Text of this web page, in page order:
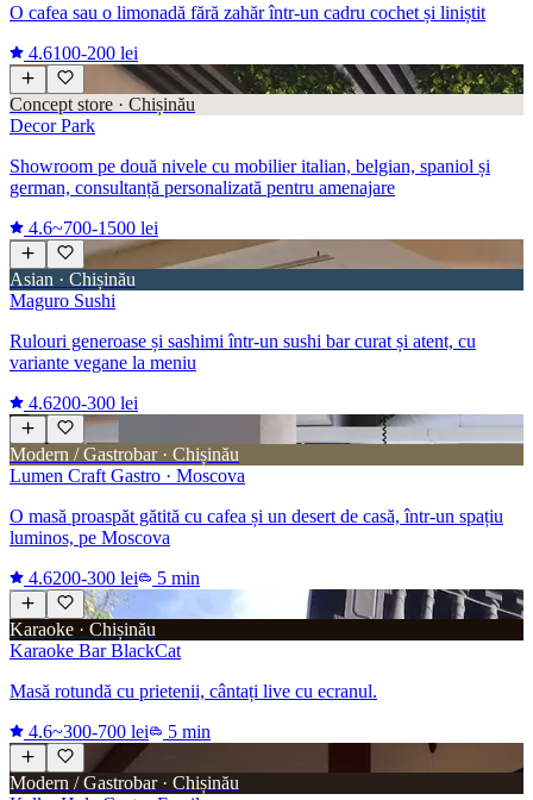
O cafea sau o limonadă fără zahăr într-un cadru cochet și liniștit
4.6100-200 lei
Concept store · Chișinău
Decor Park
Showroom pe două nivele cu mobilier italian, belgian, spaniol și
german, consultanță personalizată pentru amenajare
4.6~700-1500 lei
Asian · Chișinău
Maguro Sushi
Rulouri generoase și sashimi într-un sushi bar curat și atent, cu
variante vegane la meniu
4.6200-300 lei
Modern / Gastrobar · Chișinău
Lumen Craft Gastro · Moscova
O masă proaspăt gătită cu cafea și un desert de casă, într-un spațiu
luminos, pe Moscova
4.6200-300 lei 5 min
Karaoke · Chișinău
Karaoke Bar BlackCat
Masă rotundă cu prietenii, cântați live cu ecranul.
4.6~300-700 lei 5 min
Modern / Gastrobar · Chișinău